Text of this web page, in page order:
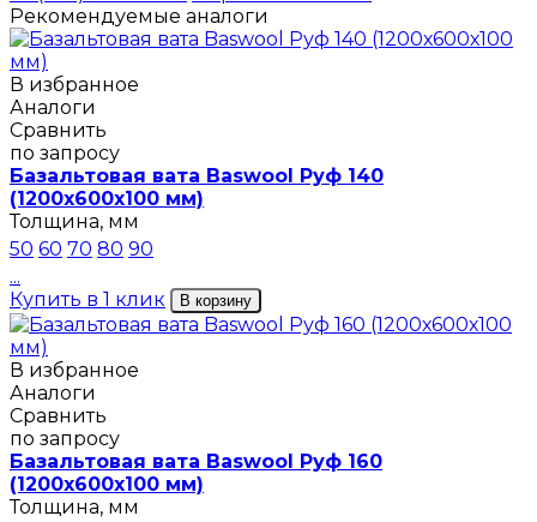
Рекомендуемые аналоги
В избранное
Аналоги
Сравнить
по запросу
Базальтовая вата Baswool Руф 140
(1200х600х100 мм)
Толщина, мм
50 60 70 80 90
...
Купить в 1 клик
В корзину
В избранное
Аналоги
Сравнить
по запросу
Базальтовая вата Baswool Руф 160
(1200х600х100 мм)
Толщина, мм